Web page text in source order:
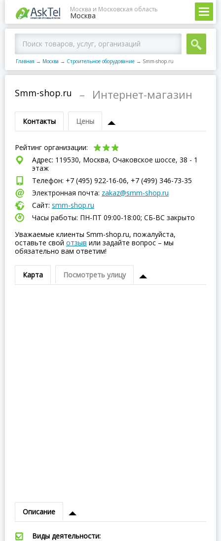
Москва и Московская область
Москва
Главная → Москва → Строительное оборудование → Smm-shop.ru
Smm-shop.ru – Интернет-магазин
Контакты Цены
Рейтинг организации:
Адрес: 119530, Москва, Очаковское шоссе, 38 - 1
этаж
Телефон: +7 (495) 922-16-06, +7 (499) 346-73-35
Электронная почта: zakaz@smm-shop.ru
Сайт: smm-shop.ru
Часы работы: ПН-ПТ 09:00-18:00; СБ-ВC закрыто
Уважаемые клиенты Smm-shop.ru, пожалуйста,
оставьте свой отзыв или задайте вопрос – мы
обязательно вам ответим!
Карта Посмотреть улицу
Описание
Виды деятельности: